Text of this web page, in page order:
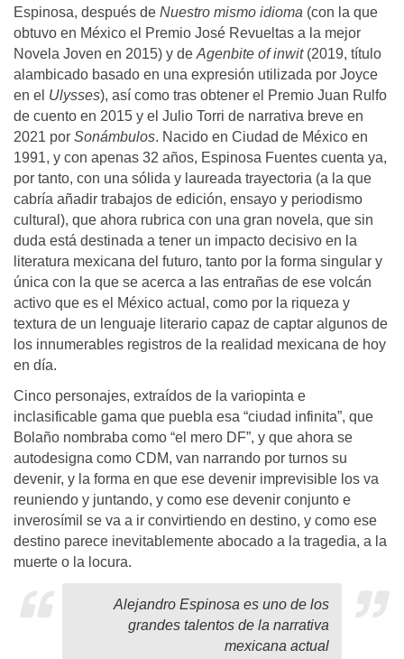
Espinosa, después de Nuestro mismo idioma (con la que
obtuvo en México el Premio José Revueltas a la mejor
Novela Joven en 2015) y de Agenbite of inwit(2019, título
alambicado basado en una expresión utilizada por Joyce
en el Ulysses), así como tras obtener el Premio Juan Rulfo
de cuento en 2015 y el Julio Torri de narrativa breve en
2021 por Sonámbulos. Nacido en Ciudad de México en
1991, y con apenas 32 años, Espinosa Fuentes cuenta ya,
por tanto, con una sólida y laureada trayectoria (a la que
cabría añadir trabajos de edición, ensayo y periodismo
cultural), que ahora rubrica con una gran novela, que sin
duda está destinada a tener un impacto decisivo en la
literatura mexicana del futuro, tanto por la forma singular y
única con la que se acerca a las entrañas de ese volcán
activo que es el México actual, como por la riqueza y
textura de un lenguaje literario capaz de captar algunos de
los innumerables registros de la realidad mexicana de hoy
en día.
Cinco personajes, extraídos de la variopinta e
inclasificable gama que puebla esa “ciudad infinita”, que
Bolaño nombraba como “el mero DF”, y que ahora se
autodesigna como CDM, van narrando por turnos su
devenir, y la forma en que ese devenir imprevisible los va
reuniendo y juntando, y como ese devenir conjunto e
inverosímil se va a ir convirtiendo en destino, y como ese
destino parece inevitablemente abocado a la tragedia, a la
muerte o la locura.
Alejandro Espinosa es uno de los
grandes talentos de la narrativa
mexicana actual